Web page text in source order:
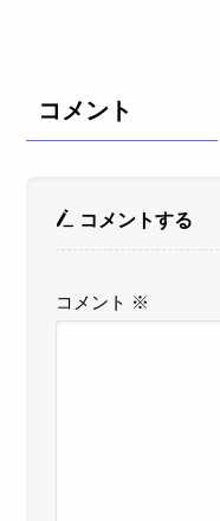
コメント
コメントする
コメント ※